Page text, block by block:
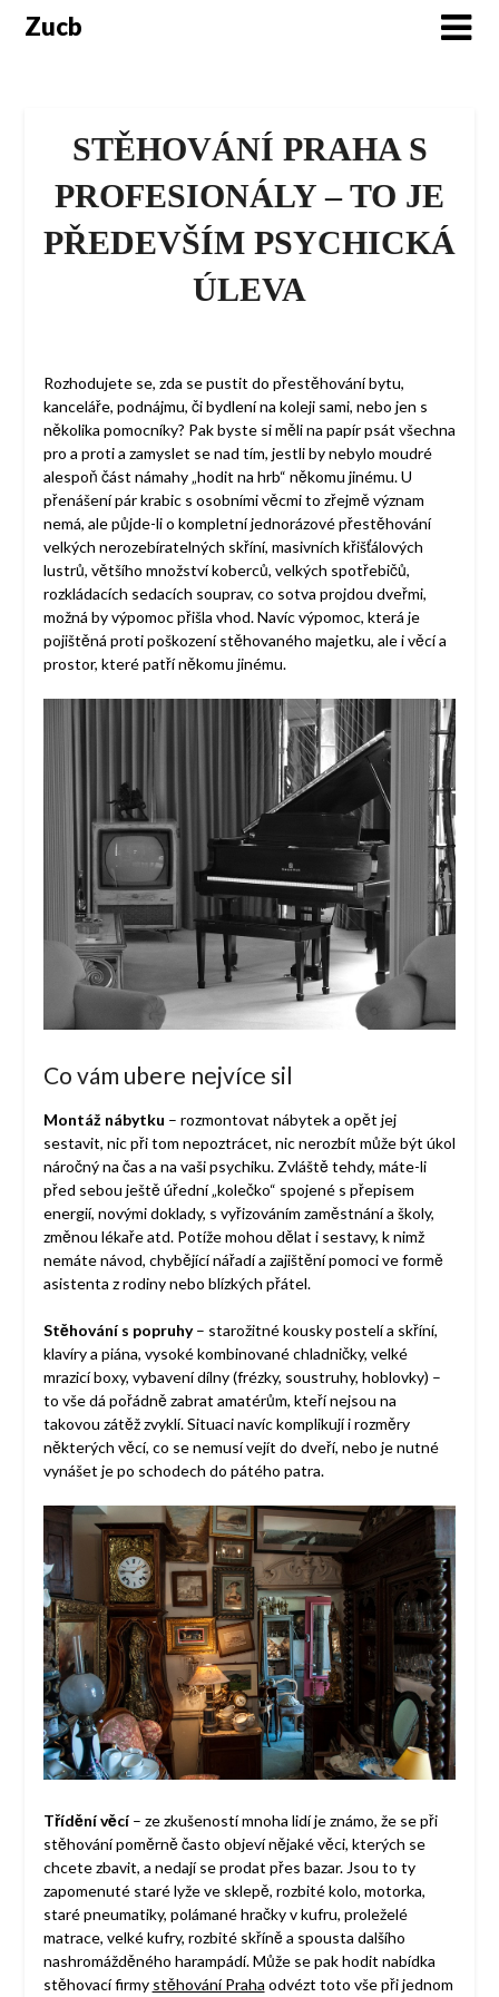
SkipZucb
STĚHOVÁNÍ PRAHA S
PROFESIONÁLY – TO JE
PŘEDEVŠÍM PSYCHICKÁ
ÚLEVA
Rozhodujete se, zda se pustit do přestěhování bytu,
kanceláře, podnájmu, či bydlení na koleji sami, nebo jen s
několika pomocníky? Pak byste si měli na papír psát všechna
pro a proti a zamyslet se nad tím, jestli by nebylo moudré
alespoň část námahy „hodit na hrb“ někomu jinému. U
přenášení pár krabic s osobními věcmi to zřejmě význam
nemá, ale půjde-li o kompletní jednorázové přestěhování
velkých nerozebíratelných skříní, masivních křišťálových
lustrů, většího množství koberců, velkých spotřebičů,
rozkládacích sedacích souprav, co sotva projdou dveřmi,
možná by výpomoc přišla vhod. Navíc výpomoc, která je
pojištěná proti poškození stěhovaného majetku, ale i věcí a
prostor, které patří někomu jinému.
Co vám ubere nejvíce sil
Montáž nábytku – rozmontovat nábytek a opět jej
sestavit, nic při tom nepoztrácet, nic nerozbít může být úkol
náročný na čas a na vaši psychiku. Zvláště tehdy, máte-li
před sebou ještě úřední „kolečko“ spojené s přepisem
energií, novými doklady, s vyřizováním zaměstnání a školy,
změnou lékaře atd. Potíže mohou dělat i sestavy, k nimž
nemáte návod, chybějící nářadí a zajištění pomoci ve formě
asistenta z rodiny nebo blízkých přátel.
Stěhování s popruhy– starožitné kousky postelí a skříní,
klavíry a piána, vysoké kombinované chladničky, velké
mrazicí boxy, vybavení dílny (frézky, soustruhy, hoblovky) –
to vše dá pořádně zabrat amatérům, kteří nejsou na
takovou zátěž zvyklí. Situaci navíc komplikují i rozměry
některých věcí, co se nemusí vejít do dveří, nebo je nutné
vynášet je po schodech do pátého patra.
Třídění věcí– ze zkušeností mnoha lidí je známo, že se při
stěhování poměrně často objeví nějaké věci, kterých se
chcete zbavit, a nedají se prodat přes bazar. Jsou to ty
zapomenuté staré lyže ve sklepě, rozbité kolo, motorka,
staré pneumatiky, polámané hračky v kufru, proleželé
matrace, velké kufry, rozbité skříně a spousta dalšího
nashromážděného harampádí. Může se pak hodit nabídka
stěhovací firmy stěhování Praha odvézt toto vše při jednom